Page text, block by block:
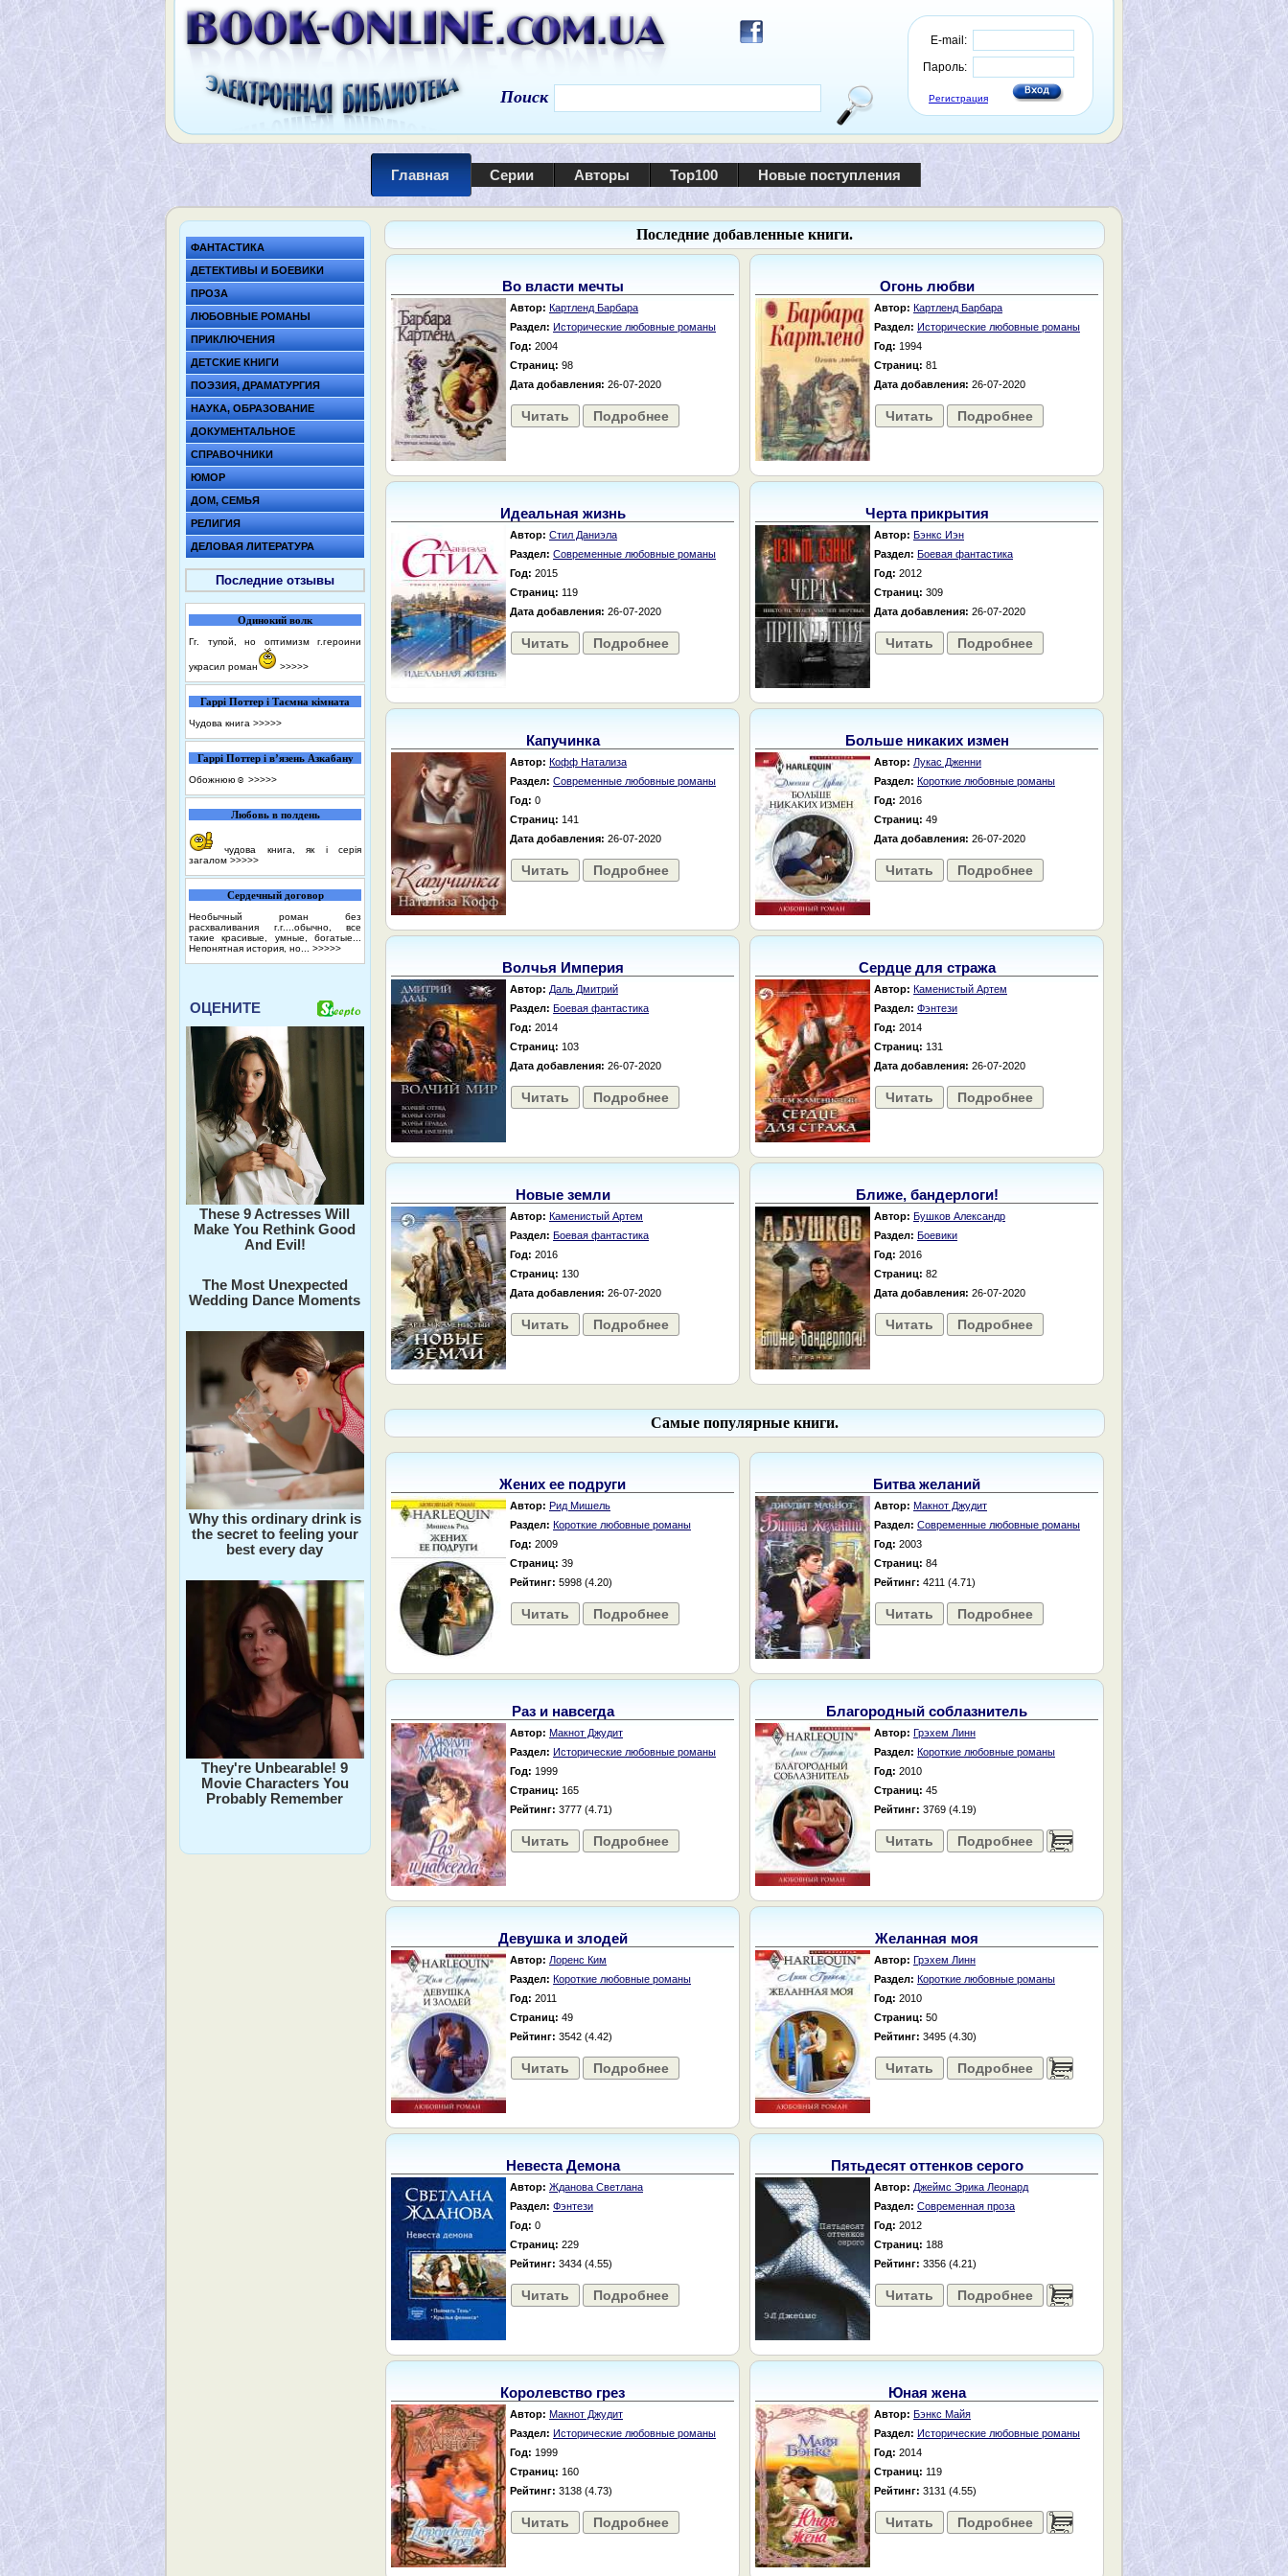
E-mail:
Пароль:
Регистрация
Поиск
Главная Серии Авторы Top100 Новые поступления
ФАНТАСТИКА
ДЕТЕКТИВЫ И БОЕВИКИ
ПРОЗА
ЛЮБОВНЫЕ РОМАНЫ
ПРИКЛЮЧЕНИЯ
ДЕТСКИЕ КНИГИ
ПОЭЗИЯ, ДРАМАТУРГИЯ
НАУКА, ОБРАЗОВАНИЕ
ДОКУМЕНТАЛЬНОЕ
СПРАВОЧНИКИ
ЮМОР
ДОМ, СЕМЬЯ
РЕЛИГИЯ
ДЕЛОВАЯ ЛИТЕРАТУРА
Последние отзывы
Одинокий волк
Гг. тупой, но оптимизм г.героини
украсил роман >>>>>
Гаррі Поттер і Таємна кімната
Чудова книга >>>>>
Гаррі Поттер і в’язень Азкабану
Обожнюю☺️ >>>>>
Любовь в полдень
чудова книга, як і серія
загалом >>>>>
Сердечный договор
Необычный роман без
расхваливания г.г....обычно, все
такие красивые, умные, богатые...
Непонятная история, но... >>>>>
ОЦЕНИТЕ
These 9 Actresses Will
Make You Rethink Good
And Evil!
The Most Unexpected
Wedding Dance Moments
Why this ordinary drink is
the secret to feeling your
best every day
They're Unbearable! 9
Movie Characters You
Probably Remember
Последние добавленные книги.
Во власти мечты
Автор: Картленд Барбара
Раздел: Исторические любовные романы
Год: 2004
Страниц: 98
Дата добавления: 26-07-2020
Читать Подробнее
Огонь любви
Автор: Картленд Барбара
Раздел: Исторические любовные романы
Год: 1994
Страниц: 81
Дата добавления: 26-07-2020
Читать Подробнее
Идеальная жизнь
Автор: Стил Даниэла
Раздел: Современные любовные романы
Год: 2015
Страниц: 119
Дата добавления: 26-07-2020
Читать Подробнее
Черта прикрытия
Автор: Бэнкс Иэн
Раздел: Боевая фантастика
Год: 2012
Страниц: 309
Дата добавления: 26-07-2020
Читать Подробнее
Капучинка
Автор: Кофф Натализа
Раздел: Современные любовные романы
Год: 0
Страниц: 141
Дата добавления: 26-07-2020
Читать Подробнее
Больше никаких измен
Автор: Лукас Дженни
Раздел: Короткие любовные романы
Год: 2016
Страниц: 49
Дата добавления: 26-07-2020
Читать Подробнее
Волчья Империя
Автор: Даль Дмитрий
Раздел: Боевая фантастика
Год: 2014
Страниц: 103
Дата добавления: 26-07-2020
Читать Подробнее
Сердце для стража
Автор: Каменистый Артем
Раздел: Фэнтези
Год: 2014
Страниц: 131
Дата добавления: 26-07-2020
Читать Подробнее
Новые земли
Автор: Каменистый Артем
Раздел: Боевая фантастика
Год: 2016
Страниц: 130
Дата добавления: 26-07-2020
Читать Подробнее
Ближе, бандерлоги!
Автор: Бушков Александр
Раздел: Боевики
Год: 2016
Страниц: 82
Дата добавления: 26-07-2020
Читать Подробнее
Самые популярные книги.
Жених ее подруги
Автор: Рид Мишель
Раздел: Короткие любовные романы
Год: 2009
Страниц: 39
Рейтинг: 5998 (4.20)
Читать Подробнее
Битва желаний
Автор: Макнот Джудит
Раздел: Современные любовные романы
Год: 2003
Страниц: 84
Рейтинг: 4211 (4.71)
Читать Подробнее
Раз и навсегда
Автор: Макнот Джудит
Раздел: Исторические любовные романы
Год: 1999
Страниц: 165
Рейтинг: 3777 (4.71)
Читать Подробнее
Благородный соблазнитель
Автор: Грэхем Линн
Раздел: Короткие любовные романы
Год: 2010
Страниц: 45
Рейтинг: 3769 (4.19)
Читать Подробнее ......
Девушка и злодей
Автор: Лоренс Ким
Раздел: Короткие любовные романы
Год: 2011
Страниц: 49
Рейтинг: 3542 (4.42)
Читать Подробнее
Желанная моя
Автор: Грэхем Линн
Раздел: Короткие любовные романы
Год: 2010
Страниц: 50
Рейтинг: 3495 (4.30)
Читать Подробнее ......
Невеста Демона
Автор: Жданова Светлана
Раздел: Фэнтези
Год: 0
Страниц: 229
Рейтинг: 3434 (4.55)
Читать Подробнее
Пятьдесят оттенков серого
Автор: Джеймс Эрика Леонард
Раздел: Современная проза
Год: 2012
Страниц: 188
Рейтинг: 3356 (4.21)
Читать Подробнее ......
Королевство грез
Автор: Макнот Джудит
Раздел: Исторические любовные романы
Год: 1999
Страниц: 160
Рейтинг: 3138 (4.73)
Читать Подробнее
Юная жена
Автор: Бэнкс Майя
Раздел: Исторические любовные романы
Год: 2014
Страниц: 119
Рейтинг: 3131 (4.55)
Читать Подробнее ......